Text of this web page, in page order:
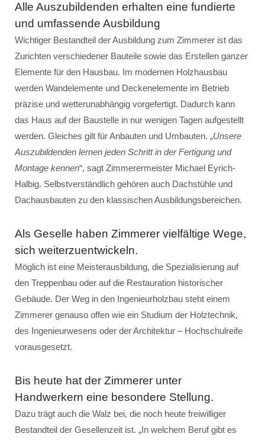
Alle Auszubildenden erhalten eine fundierte
und umfassende Ausbildung
Wichtiger Bestandteil der Ausbildung zum Zimmerer ist das
Zurichten verschiedener Bauteile sowie das Erstellen ganzer
Elemente für den Hausbau. Im modernen Holzhausbau
werden Wandelemente und Deckenelemente im Betrieb
präzise und wetterunabhängig vorgefertigt. Dadurch kann
das Haus auf der Baustelle in nur wenigen Tagen aufgestellt
werden. Gleiches gilt für Anbauten und Umbauten. „Unsere
Auszubildenden lernen jeden Schritt in der Fertigung und
Montage kennen“, sagt Zimmerermeister Michael Eyrich-
Halbig. Selbstverständlich gehören auch Dachstühle und
Dachausbauten zu den klassischen Ausbildungsbereichen.
Als Geselle haben Zimmerer vielfältige Wege,
sich weiterzuentwickeln.
Möglich ist eine Meisterausbildung, die Spezialisierung auf
den Treppenbau oder auf die Restauration historischer
Gebäude. Der Weg in den Ingenieurholzbau steht einem
Zimmerer genauso offen wie ein Studium der Holztechnik,
des Ingenieurwesens oder der Architektur – Hochschulreife
vorausgesetzt.
Bis heute hat der Zimmerer unter
Handwerkern eine besondere Stellung.
Dazu trägt auch die Walz bei, die noch heute freiwilliger
Bestandteil der Gesellenzeit ist. „In welchem Beruf gibt es